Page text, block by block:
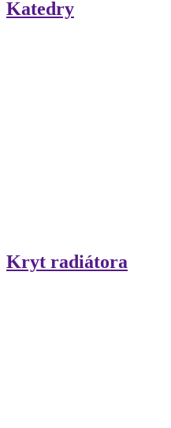
Katedry
Kryt radiátora